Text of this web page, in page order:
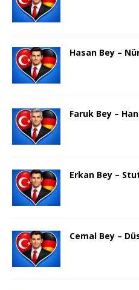
Hasan Bey –
Faruk Bey –
Erkan Bey –
Cemal Bey –